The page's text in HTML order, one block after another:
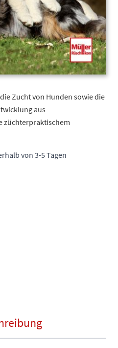
Zucht von Hunden sowie die
aus
züchterpraktischem
von 3-5 Tagen
Freund